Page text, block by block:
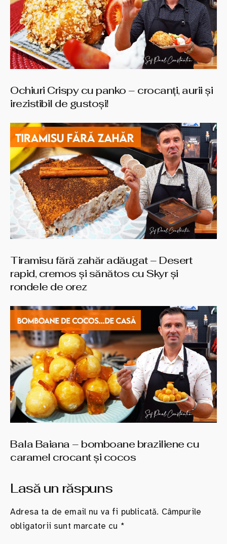
Ochiuri Crispy cu panko – crocanți, aurii și
irezistibil de gustoși!
Tiramisu fără zahăr adăugat – Desert
rapid, cremos și sănătos cu Skyr și
rondele de orez
Bala Baiana – bomboane braziliene cu
caramel crocant şi cocos
Lasă un răspuns
Adresa ta de email nu va fi publicată. Câmpurile
obligatorii sunt marcate cu *